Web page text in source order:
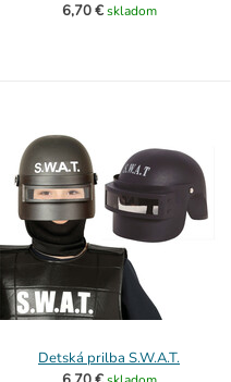
6,70 € skladom
Detská prilba S.W.A.T.